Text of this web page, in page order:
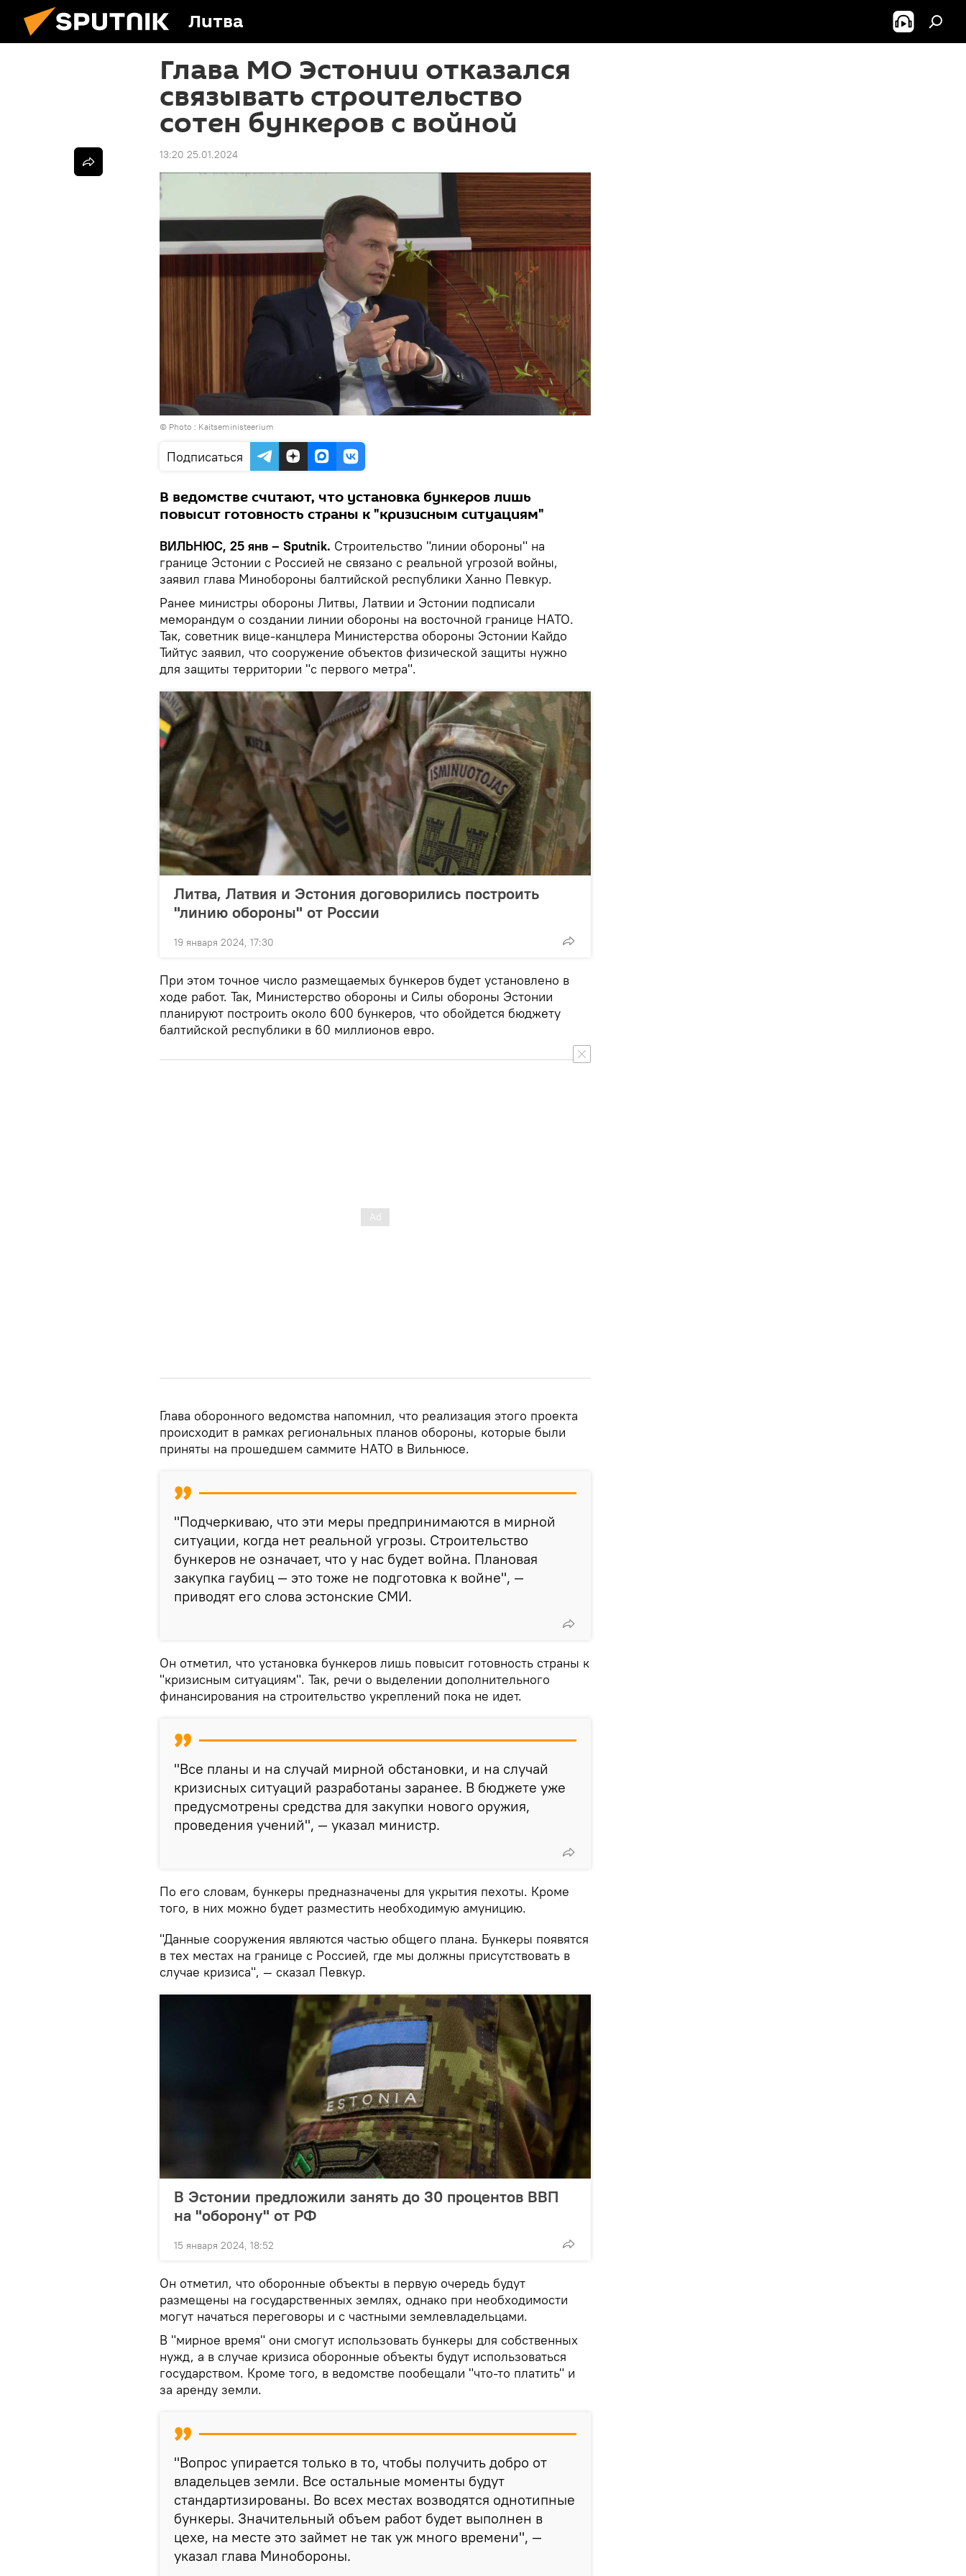
Литва
Глава МО Эстонии отказался
связывать строительство
сотен бункеров с войной
13:20 25.01.2024
© Photo : Kaitseministeerium
Подписаться
В ведомстве считают, что установка бункеров лишь
повысит готовность страны к "кризисным ситуациям"
ВИЛЬНЮС, 25 янв – Sputnik. Строительство "линии обороны" на
границе Эстонии с Россией не связано с реальной угрозой войны,
заявил глава Минобороны балтийской республики Ханно Певкур.
Ранее министры обороны Литвы, Латвии и Эстонии подписали
меморандум о создании линии обороны на восточной границе НАТО.
Так, советник вице-канцлера Министерства обороны Эстонии Кайдо
Тийтус заявил, что сооружение объектов физической защиты нужно
для защиты территории "с первого метра".
Литва, Латвия и Эстония договорились построить
"линию обороны" от России
19 января 2024, 17:30
При этом точное число размещаемых бункеров будет установлено в
ходе работ. Так, Министерство обороны и Силы обороны Эстонии
планируют построить около 600 бункеров, что обойдется бюджету
балтийской республики в 60 миллионов евро.
Глава оборонного ведомства напомнил, что реализация этого проекта
происходит в рамках региональных планов обороны, которые были
приняты на прошедшем саммите НАТО в Вильнюсе.
"Подчеркиваю, что эти меры предпринимаются в мирной
ситуации, когда нет реальной угрозы. Строительство
бункеров не означает, что у нас будет война. Плановая
закупка гаубиц — это тоже не подготовка к войне", —
приводят его слова эстонские СМИ.
Он отметил, что установка бункеров лишь повысит готовность страны к
"кризисным ситуациям". Так, речи о выделении дополнительного
финансирования на строительство укреплений пока не идет.
"Все планы и на случай мирной обстановки, и на случай
кризисных ситуаций разработаны заранее. В бюджете уже
предусмотрены средства для закупки нового оружия,
проведения учений", — указал министр.
По его словам, бункеры предназначены для укрытия пехоты. Кроме
того, в них можно будет разместить необходимую амуницию.
"Данные сооружения являются частью общего плана. Бункеры появятся
в тех местах на границе с Россией, где мы должны присутствовать в
случае кризиса", — сказал Певкур.
В Эстонии предложили занять до 30 процентов ВВП
на "оборону" от РФ
15 января 2024, 18:52
Он отметил, что оборонные объекты в первую очередь будут
размещены на государственных землях, однако при необходимости
могут начаться переговоры и с частными землевладельцами.
В "мирное время" они смогут использовать бункеры для собственных
нужд, а в случае кризиса оборонные объекты будут использоваться
государством. Кроме того, в ведомстве пообещали "что-то платить" и
за аренду земли.
"Вопрос упирается только в то, чтобы получить добро от
владельцев земли. Все остальные моменты будут
стандартизированы. Во всех местах возводятся однотипные
бункеры. Значительный объем работ будет выполнен в
цехе, на месте это займет не так уж много времени", —
указал глава Минобороны.